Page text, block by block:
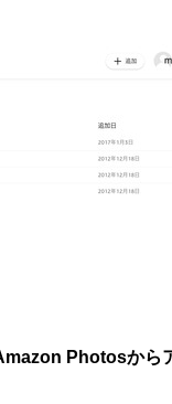
Photosから